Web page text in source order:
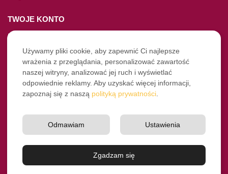
TWOJE KONTO
Moje konto
Nie pamiętasz hasła?
Twoje zamówienia
NASZE SOCIALE
Instagram
© Pro-Fryz.pl 2021-2026
Używamy pliki cookie, aby zapewnić Ci najlepsze
wrażenia z przeglądania, personalizować zawartość
naszej witryny, analizować jej ruch i wyświetlać
odpowiednie reklamy. Aby uzyskać więcej informacji,
zapoznaj się z naszą polityką prywatności
Zgadzam się
Ustawienia
Odmawiam